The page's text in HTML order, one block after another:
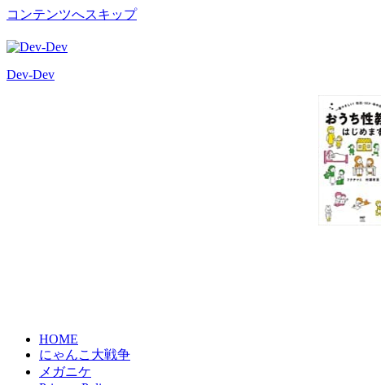
コンテンツへスキップ
Dev-Dev
HOME
にゃんこ大戦争
メガニケ